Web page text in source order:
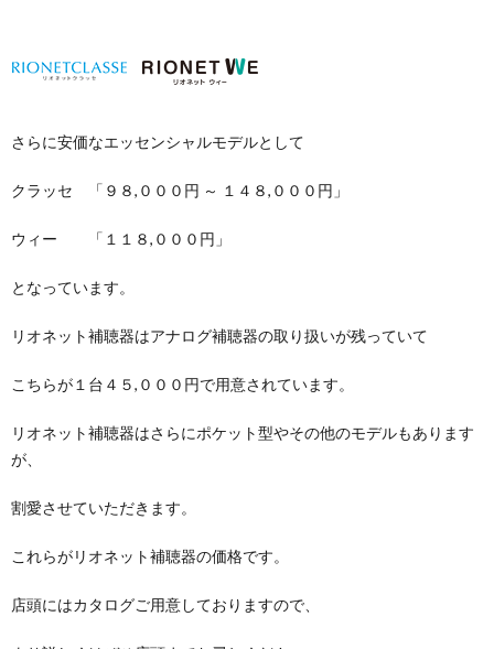
さらに安価なエッセンシャルモデルとして
クラッセ 「９８,０００円 ～ １４８,０００円」
ウィー 「１１８,０００円」
となっています。
リオネット補聴器はアナログ補聴器の取り扱いが残っていて
こちらが１台４５,０００円で用意されています。
リオネット補聴器はさらにポケット型やその他のモデルもあります
が、
割愛させていただきます。
これらがリオネット補聴器の価格です。
店頭にはカタログご用意しておりますので、